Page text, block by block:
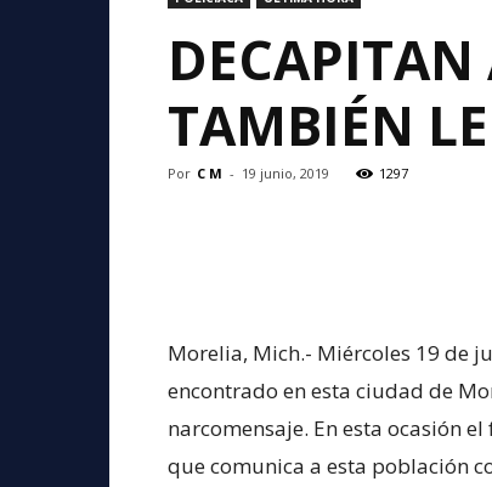
TAMBIÉN
Por C M - 19 junio, 2019 1297
Morelia, Mich.- Miércoles 19 de
encontrado en esta ciudad de
narcomensaje. En esta ocasión
que comunica a esta población